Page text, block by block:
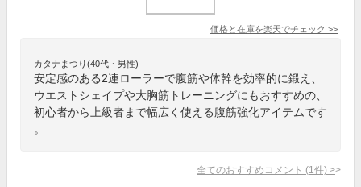
価格と在庫を楽天でチェック >>
カタナまつり(40代・男性)
安定感のある2連ローラーで腹筋や体幹を効率的に鍛え、
ウエストシェイプや大胸筋トレーニングにもおすすめの、
初心者から上級者まで幅広く使える腹筋強化アイテムです
。
全てのおすすめコメント (1 件) >